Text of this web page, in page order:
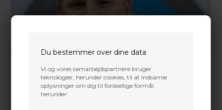
Du bestemmer over dine data
Vi og vores samarbejdspartnere bruger
teknologier, herunder cookies, til at indsamle
oplysninger om dig til forskellige formål,
herunder: